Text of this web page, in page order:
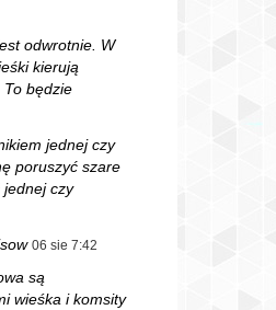
odwrotnie. W
kierują
będzie
jednej czy
poruszyć szare
jednej czy
06 sie 7:42
są
wieśka i komsity